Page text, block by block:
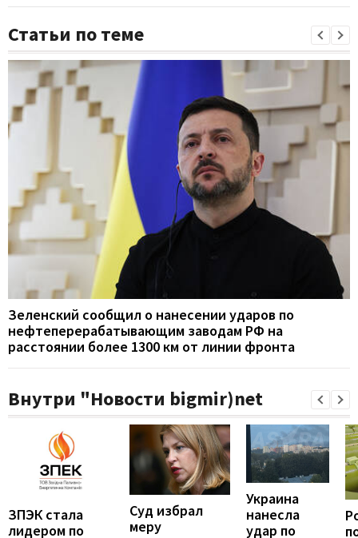
Статьи по теме
Зеленский сообщил о нанесении ударов по
нефтеперерабатывающим заводам РФ на
расстоянии более 1300 км от линии фронта
Внутри "Новости bigmir)net
ЗПЭК стала
лидером по
Суд избрал
меру
Украина
нанесла
удар по